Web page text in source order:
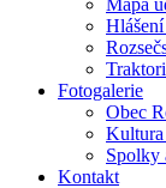
Mapa
Fotogalerie
Obec
Kultura
Spolky
Kontakt